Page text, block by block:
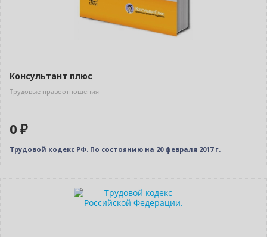
Консультант плюс
Трудовые правоотношения
0 ₽
Трудовой кодекс РФ. По состоянию на 20 февраля 2017 г.